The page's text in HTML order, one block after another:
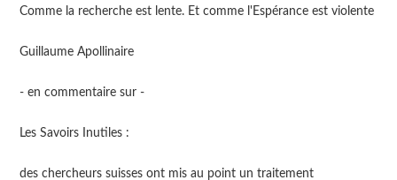
Comme la recherche est lente. Et comme l'Espérance est violente
Guillaume Apollinaire
- en commentaire sur -
Les Savoirs Inutiles :
des chercheurs suisses ont mis au point un traitement